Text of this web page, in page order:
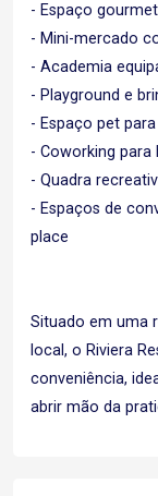
- Espaço
- Mini-mercado
- Academia
- Playground e
- Espaço pet
- Coworking
- Quadra
- Espaços de
place
Situado em uma
local, o Riviera
conveniência,
abrir mão da